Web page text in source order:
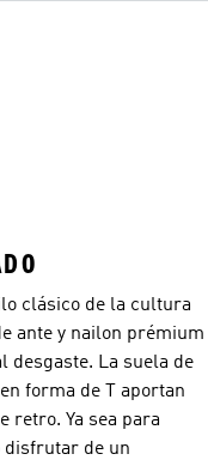
clásico de la cultura
ante y nailon prémium
desgaste. La suela de
forma de T aportan
retro. Ya sea para
disfrutar de un